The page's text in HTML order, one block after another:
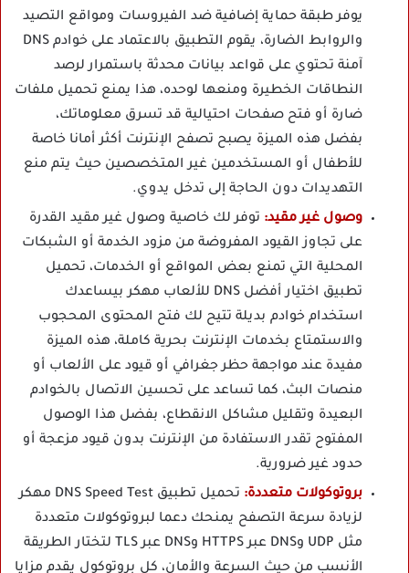
يوفر طبقة حماية إضافية ضد الفيروسات ومواقع التصيد
والروابط الضارة، يقوم التطبيق بالاعتماد على خوادم DNS
آمنة تحتوي على قواعد بيانات محدثة باستمرار لرصد
النطاقات الخطيرة ومنعها لوحده، هذا يمنع تحميل ملفات
ضارة أو فتح صفحات احتيالية قد تسرق معلوماتك،
بفضل هذه الميزة يصبح تصفح الإنترنت أكثر أمانا خاصة
للأطفال أو المستخدمين غير المتخصصين حيث يتم منع
التهديدات دون الحاجة إلى تدخل يدوي.
وصول غير مقيد: توفر لك خاصية وصول غير مقيد القدرة
على تجاوز القيود المفروضة من مزود الخدمة أو الشبكات
المحلية التي تمنع بعض المواقع أو الخدمات، تحميل
تطبيق اختيار أفضل DNS للألعاب مهكر بيساعدك
استخدام خوادم بديلة تتيح لك فتح المحتوى المحجوب
والاستمتاع بخدمات الإنترنت بحرية كاملة، هذه الميزة
مفيدة عند مواجهة حظر جغرافي أو قيود على الألعاب أو
منصات البث، كما تساعد على تحسين الاتصال بالخوادم
البعيدة وتقليل مشاكل الانقطاع، بفضل هذا الوصول
المفتوح تقدر الاستفادة من الإنترنت بدون قيود مزعجة أو
حدود غير ضرورية.
بروتوكولات متعددة:
تحميل تطبيق DNS Speed Test مهكر
لزيادة سرعة التصفح يمنحك دعما لبروتوكولات متعددة
مثل UDP وDNS عبر HTTPS وDNS عبر TLS لتختار الطريقة
الأنسب من حيث السرعة والأمان، كل بروتوكول يقدم مزايا